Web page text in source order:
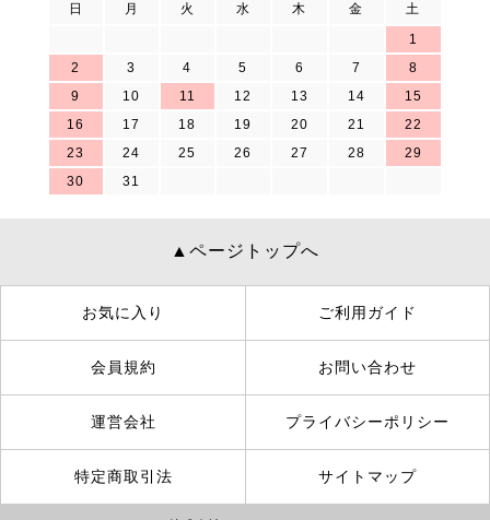
日 月 火 水 木 金
土
1
2
3 4 5 6 7
8
9
10 11 12 13 14
15
16
17 18 19 20 21
22
23
24 25 26 27 28
29
30
31
▲ページトップへ
お気に入り ご利用ガイド
会員規約 お問い合わせ
運営会社 プライバシーポリシー
特定商取引法 サイトマップ